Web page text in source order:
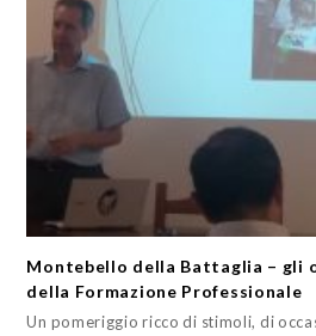
Montebello della Battaglia – gli
della Formazione Professionale
Un pomeriggio ricco di stimoli, di